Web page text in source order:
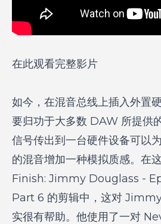
在此观看完整影片
如今，在混音总线上插入外置
要归功于大多数 DAW 所提供
信号传出到一台硬件设备可以
的混音增加一种模拟质感。在
Finish: Jimmy Douglass -
Part 6 的剪辑中，这对
实很有帮助。他使用了一对